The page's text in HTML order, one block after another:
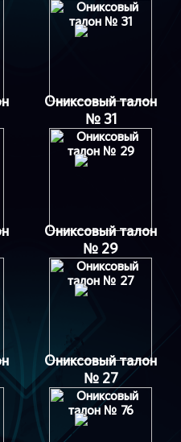
Ониксовый талон
№ 31
Ониксовый талон
№ 29
Ониксовый талон
№ 27